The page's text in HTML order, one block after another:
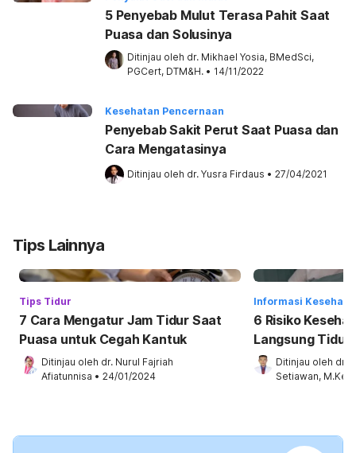
5 Penyebab Mulut Terasa Pahit Saat
Puasa dan Solusinya
Ditinjau oleh dr. Mikhael Yosia, BMedSci,
PGCert, DTM&H. • 14/11/2022
Kesehatan Pencernaan
Penyebab Sakit Perut Saat Puasa dan
Cara Mengatasinya
Ditinjau oleh dr. Yusra Firdaus • 27/04/2021
Tips Lainnya
Tips Tidur
7 Cara Mengatur Jam Tidur Saat
Puasa untuk Cegah Kantuk
Ditinjau oleh dr. Nurul Fajriah
Afiatunnisa • 24/01/2024
Informasi
6 Risiko
Langsung Tidur
Ditinjau oleh dr.
Setiawan, M.Kes.